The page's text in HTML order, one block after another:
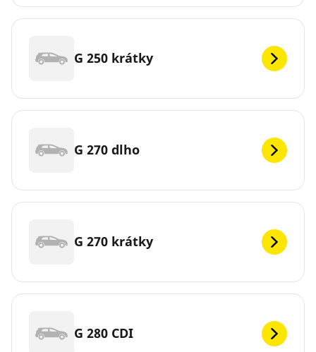
G 250 krátky
G 270 dlho
G 270 krátky
G 280 CDI